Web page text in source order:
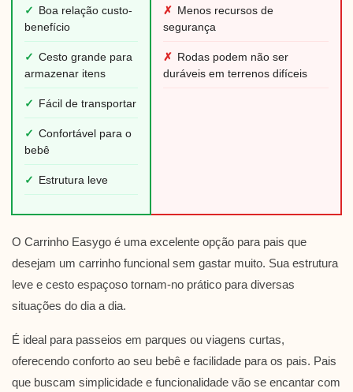
✓
Boa relação custo-
benefício
✓ Cesto grande para
armazenar itens
✓ Fácil de transportar
✓ Confortável para o
bebê
✓ Estrutura leve
✗ Menos recursos de
segurança
✗ Rodas podem não ser
duráveis em terrenos difíceis
O Carrinho Easygo é uma excelente opção para pais que
desejam um carrinho funcional sem gastar muito. Sua estrutura
leve e cesto espaçoso tornam-no prático para diversas
situações do dia a dia.
É ideal para passeios em parques ou viagens curtas,
oferecendo conforto ao seu bebê e facilidade para os pais. Pais
que buscam simplicidade e funcionalidade vão se encantar com